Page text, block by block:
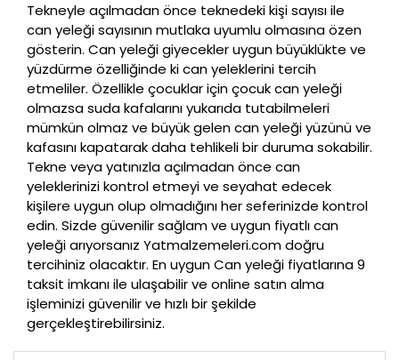
Tekneyle açılmadan önce teknedeki kişi sayısı ile
can yeleği sayısının mutlaka uyumlu olmasına özen
gösterin. Can yeleği giyecekler uygun büyüklükte ve
yüzdürme özelliğinde ki can yeleklerini tercih
etmeliler. Özellikle çocuklar için çocuk can yeleği
olmazsa suda kafalarını yukarıda tutabilmeleri
mümkün olmaz ve büyük gelen can yeleği yüzünü ve
kafasını kapatarak daha tehlikeli bir duruma sokabilir.
Tekne veya yatınızla açılmadan önce can
yeleklerinizi kontrol etmeyi ve seyahat edecek
kişilere uygun olup olmadığını her seferinizde kontrol
edin. Sizde güvenilir sağlam ve uygun fiyatlı can
yeleği arıyorsanız Yatmalzemeleri.com doğru
tercihiniz olacaktır. En uygun Can yeleği fiyatlarına 9
taksit imkanı ile ulaşabilir ve online satın alma
işleminizi güvenilir ve hızlı bir şekilde
gerçekleştirebilirsiniz.